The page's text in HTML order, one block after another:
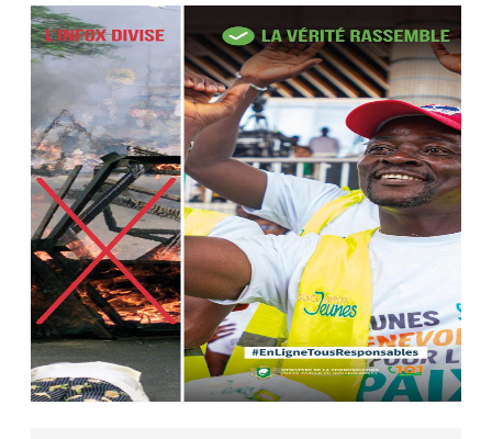
Camara tué lors d’attaques...
22 avr. 2026, 16:41
Des bureaux ravagés dans un
incendie survenu à la mairie...
AIP
10 avr. 2026, 09:48
Nommé Médiateur de la
République, Gaoussou Touré prend
officiellement fonction
AIP
13 mars 2026, 10:43
Nécrologie : décès de Guillaume
Houphouët-Boigny, fils du Père
fondateur...